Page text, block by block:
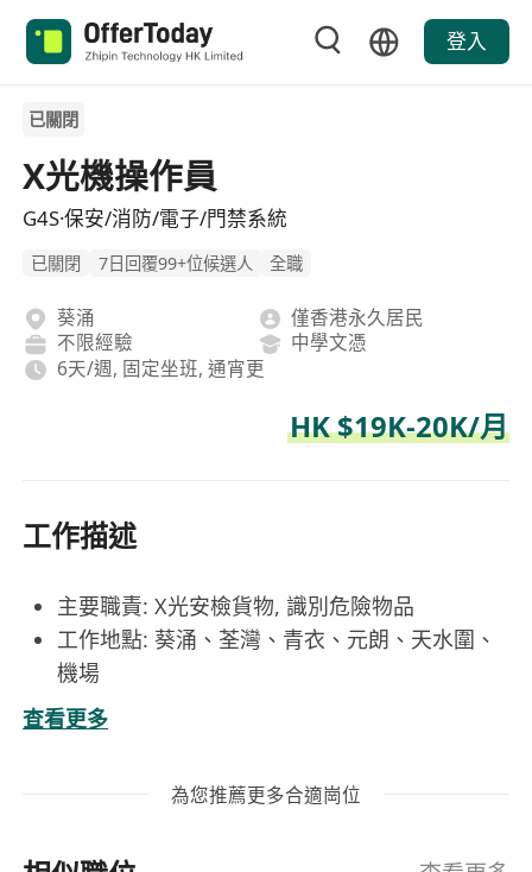
登入
已關閉
X光機操作員
G4S·保安/消防/電子/門禁系統
已關閉 7日回覆99+位候選人 全職
葵涌
僅香港永久居民
不限經驗
中學文憑
6天/週, 固定坐班, 通宵更
HK $19K-20K/月
工作描述
主要職責: X光安檢貨物, 識別危險物品
工作地點: 葵涌、荃灣、青衣、元朗、天水圍、
機場
工作時間: 通宵更
要求：本地中五或以上學歷、基本英文、無須經
查看更多
為您推薦更多合適崗位